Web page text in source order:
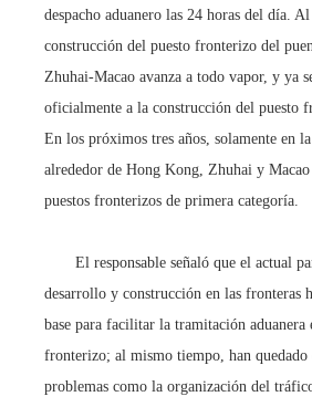
despacho aduanero las 24 horas del día.
construcción del puesto fronterizo del
Zhuhai-Macao avanza a todo vapor, y ya
oficialmente a la construcción del puesto
En los próximos tres años, solamente en
alrededor de Hong Kong, Zhuhai y Macao
puestos fronterizos de primera categoría.
El responsable señaló que el actual
desarrollo y construcción en las fronteras
base para facilitar la tramitación aduanera
fronterizo; al mismo tiempo, han quedado
problemas como la organización del